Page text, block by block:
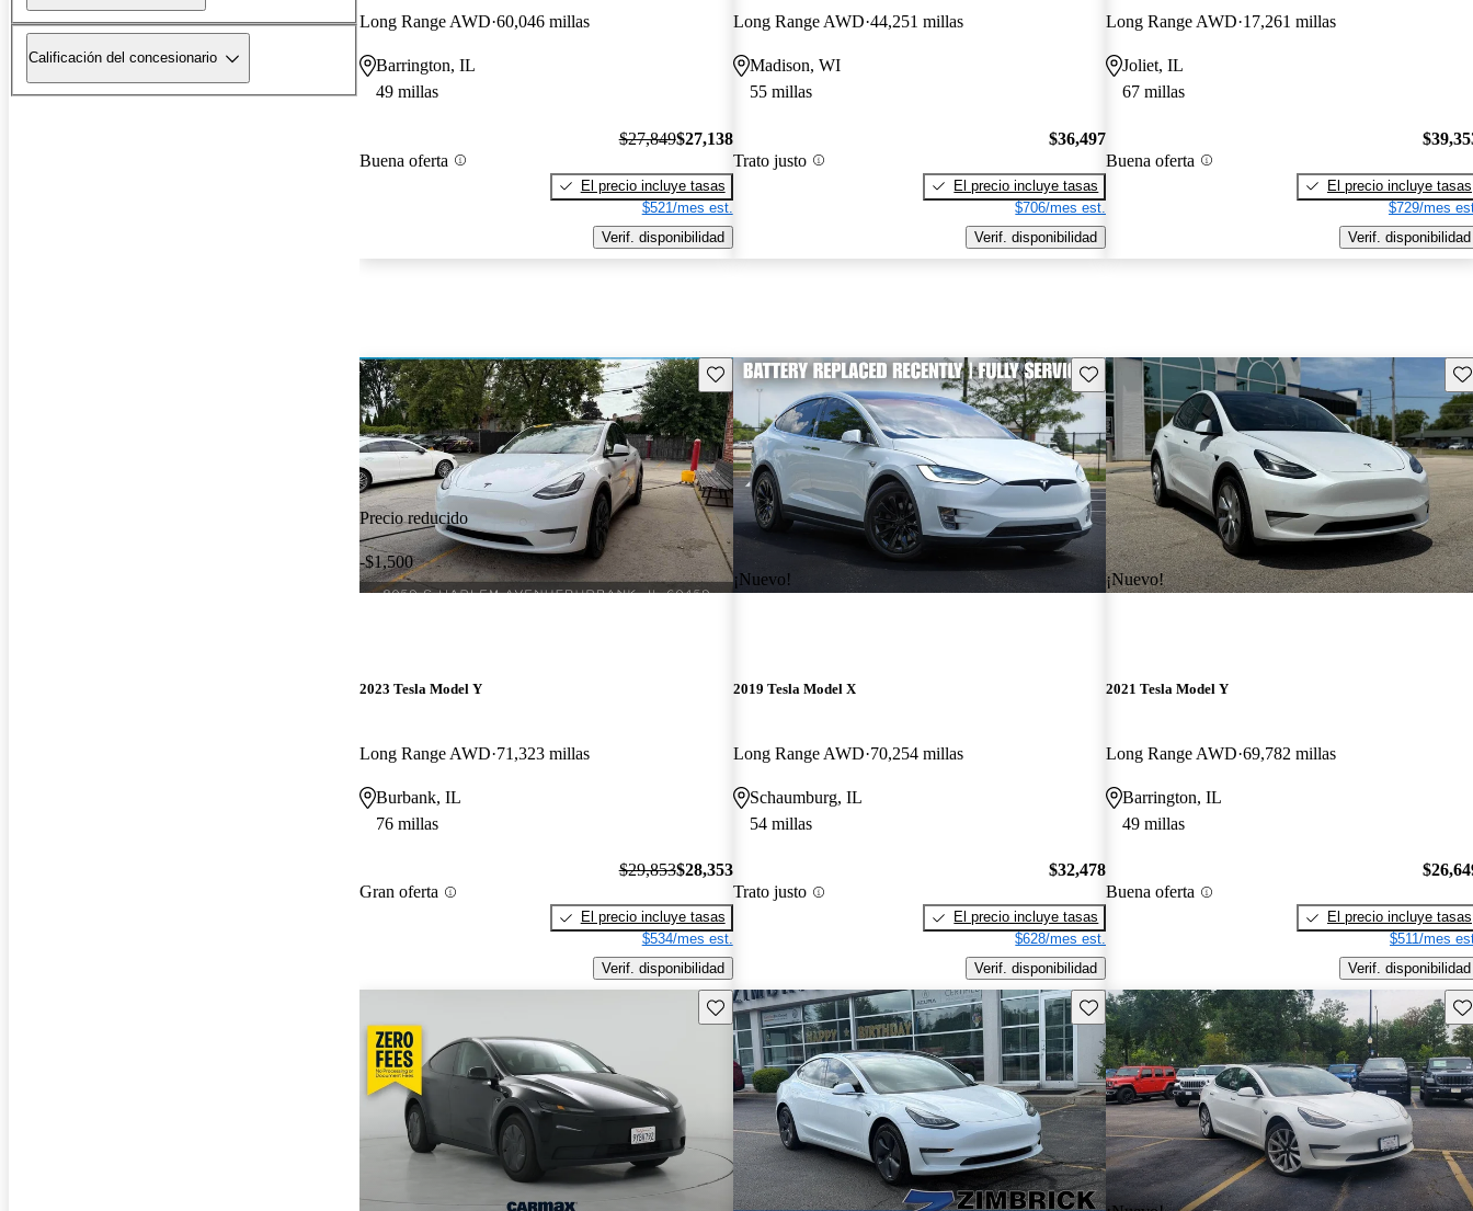
Calificación del concesionario
Long Range AWD 60,046 millas
Barrington, IL
49 millas
Buena oferta
$27,849$27,138
El precio incluye tasas
$521/mes est.
Verif. disponibilidad
Long Range AWD 44,251 millas
Madison, WI
55 millas
Trato justo
$36,497
El precio incluye tasas
$706/mes est.
Verif. disponibilidad
Long Range AWD 17,261 millas
Joliet, IL
67 millas
Buena oferta
El precio incluye tasas
$729/mes
Verif. disponibilidad
Precio reducido
-$1,500
Guarda este Aviso
2023 Tesla Model Y
Long Range AWD 71,323 millas
Burbank, IL
76 millas
Gran oferta
$29,853$28,353
El precio incluye tasas
$534/mes est.
Verif. disponibilidad
¡Nuevo!
Guarda este Aviso
2019 Tesla Model X
Long Range AWD 70,254 millas
Schaumburg, IL
54 millas
Trato justo
$32,478
El precio incluye tasas
$628/mes est.
Verif. disponibilidad
¡Nuevo!
2021 Tesla Model Y
Long Range AWD 69,782 millas
Barrington, IL
49 millas
Buena oferta
El precio incluye tasas
$511/mes
Verif. disponibilidad
Guarda este Aviso Guarda este Aviso